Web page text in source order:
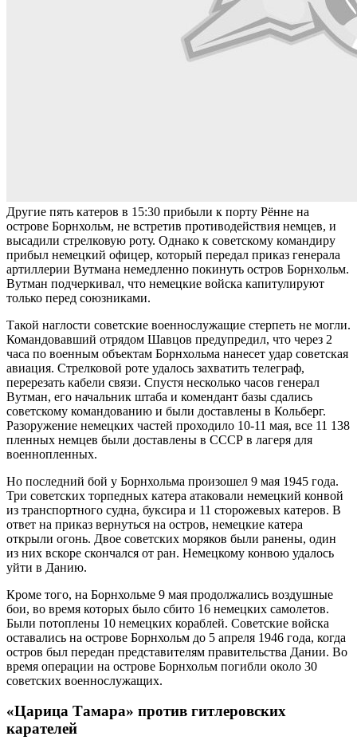
Другие пять катеров в 15:30 прибыли к порту Рённе на
острове Борнхольм, не встретив противодействия немцев, и
высадили стрелковую роту. Однако к советскому командиру
прибыл немецкий офицер, который передал приказ генерала
артиллерии Вутмана немедленно покинуть остров Борнхольм.
Вутман подчеркивал, что немецкие войска капитулируют
только перед союзниками.
Такой наглости советские военнослужащие стерпеть не могли.
Командовавший отрядом Шавцов предупредил, что через 2
часа по военным объектам Борнхольма нанесет удар советская
авиация. Стрелковой роте удалось захватить телеграф,
перерезать кабели связи. Спустя несколько часов генерал
Вутман, его начальник штаба и комендант базы сдались
советскому командованию и были доставлены в Кольберг.
Разоружение немецких частей проходило 10-11 мая, все 11 138
пленных немцев были доставлены в СССР в лагеря для
военнопленных.
Но последний бой у Борнхольма произошел 9 мая 1945 года.
Три советских торпедных катера атаковали немецкий конвой
из транспортного судна, буксира и 11 сторожевых катеров. В
ответ на приказ вернуться на остров, немецкие катера
открыли огонь. Двое советских моряков были ранены, один
из них вскоре скончался от ран. Немецкому конвою удалось
уйти в Данию.
Кроме того, на Борнхольме 9 мая продолжались воздушные
бои, во время которых было сбито 16 немецких самолетов.
Были потоплены 10 немецких кораблей. Советские войска
оставались на острове Борнхольм до 5 апреля 1946 года, когда
остров был передан представителям правительства Дании. Во
время операции на острове Борнхольм погибли около 30
советских военнослужащих.
«Царица Тамара» против гитлеровских
карателей